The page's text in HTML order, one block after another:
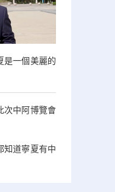
是一個美麗的
次中阿博覽會
知道寧夏有中